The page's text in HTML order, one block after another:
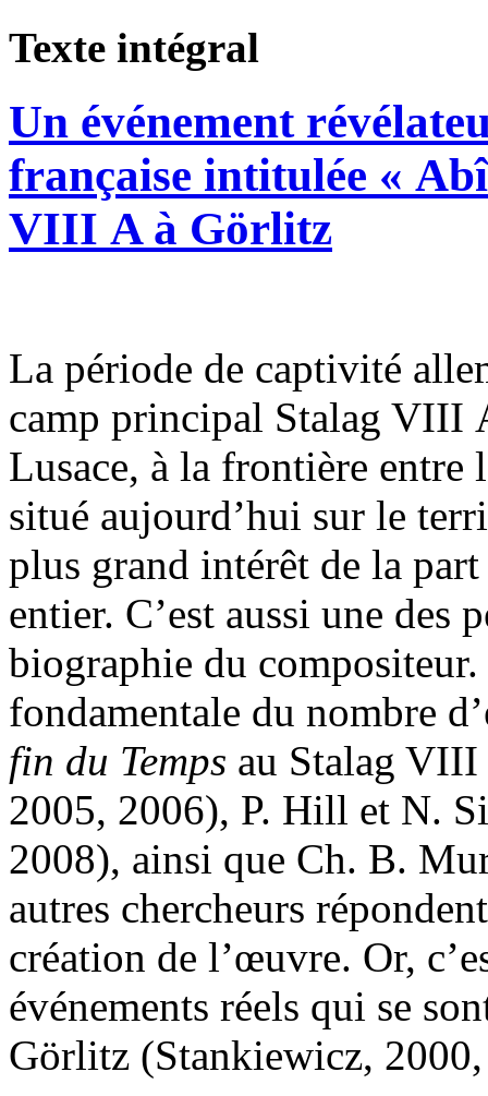
Texte intégral
Un événement
française intitulée «
VIII A à Görlitz
La période de captivité
camp principal Stalag VIII
Lusace, à la frontière entre
situé aujourd’hui sur le
plus grand intérêt de la
entier. C’est aussi une des
biographie du
fondamentale du nombre
fin du Temps au Stalag
2005, 2006), P. Hill et N.
2008), ainsi que Ch. B.
autres chercheurs
création de l’œuvre. Or,
événements réels qui se
Görlitz (Stankiewicz,